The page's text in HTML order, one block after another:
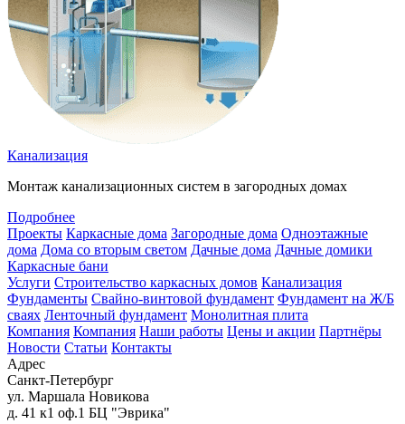
Канализация
Монтаж канализационных систем в загородных домах
Подробнее
Проекты Каркасные дома Загородные дома Одноэтажные
дома Дома со вторым светом Дачные дома Дачные домики
Каркасные бани
Услуги Строительство каркасных домов Канализация
Фундаменты Свайно-винтовой фундамент Фундамент на Ж/Б
сваях Ленточный фундамент Монолитная плита
Компания Компания Наши работы Цены и акции Партнёры
Новости Статьи Контакты
Адрес
Санкт-Петербург
ул. Маршала Новикова
д. 41 к1 оф.1 БЦ "Эврика"